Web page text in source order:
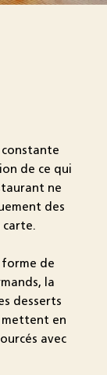
constante
de ce qui
ne
des
carte.
forme de
la
desserts
mettent en
avec